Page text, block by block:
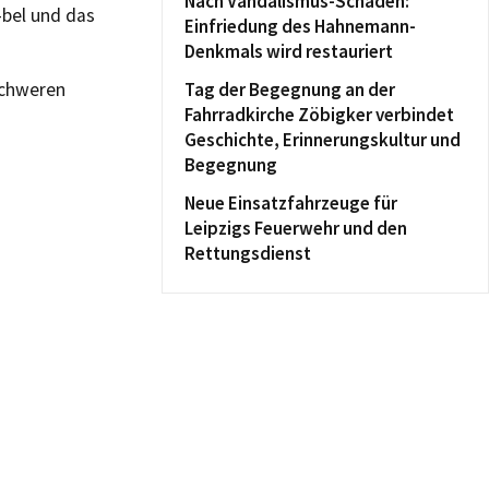
und das
Einfriedung des Hahnemann-
Denkmals wird restauriert
Tag der Begegnung an der
Fahrradkirche Zöbigker verbindet
Geschichte, Erinnerungskultur und
Begegnung
Neue Einsatzfahrzeuge für
Leipzigs Feuerwehr und den
Rettungsdienst